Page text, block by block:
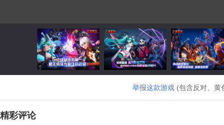
举报这款游戏 (包含反对、黄
精彩评论